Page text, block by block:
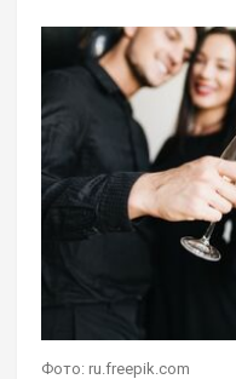
Фото: ru.freepik.com